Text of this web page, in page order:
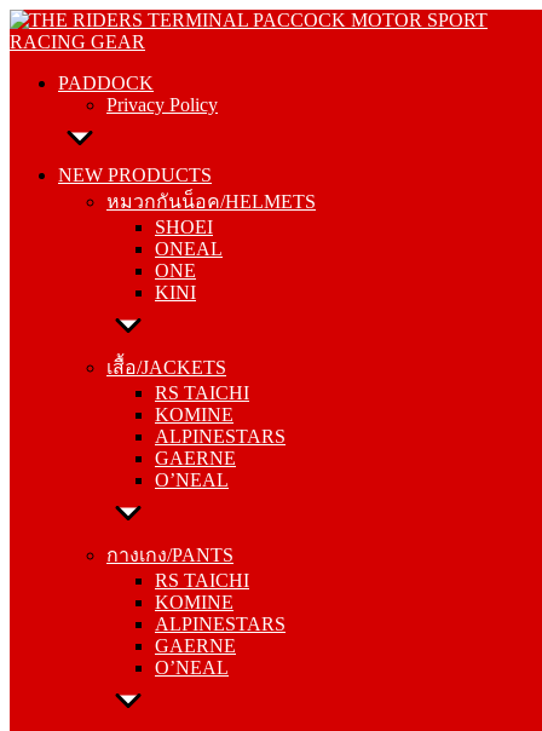
Skip
to
PADDOCK
Privacy Policy
NEW PRODUCTS
หมวกกันน็อค/HELMETS
SHOEI
ONEAL
ONE
KINI
เสื้อ/JACKETS
RS TAICHI
KOMINE
ALPINESTARS
GAERNE
O’NEAL
กางเกง/PANTS
RS TAICHI
KOMINE
ALPINESTARS
GAERNE
O’NEAL
PADDOCK
NEW PRODUCTS
SHOEI
ONEAL
ONE
KINI
เสื้อ/JACKETS
KOMINE
ALPINESTARS
GAERNE
O’NEAL
กางเกง/PANTS
KOMINE
ALPINESTARS
GAERNE
O’NEAL
รองเท้า/BOOTS